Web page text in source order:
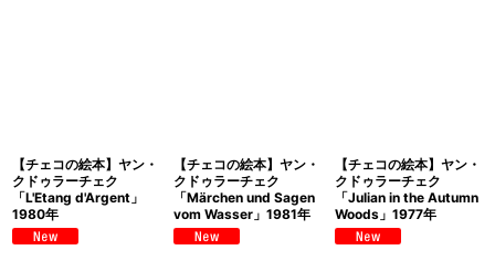
【チェコの絵本】ヤン・
クドゥラーチェク
「L'Etang d'Argent」
1980年
【チェコの絵本】ヤン・
クドゥラーチェク
「Märchen und Sagen
vom Wasser」1981年
【チェコの絵本】ヤン・
クドゥラーチェク
「Julian in the Autumn
Woods」1977年